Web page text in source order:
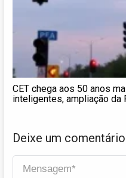
CET chega aos 50 anos
inteligentes, ampliação da
Deixe um comentário